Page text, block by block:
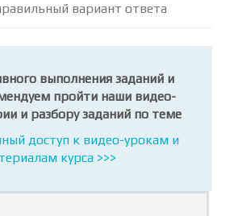
вариант ответа
выполнения заданий и
пройти наши видео-
и разбору заданий по теме
доступ к видео-урокам и
курса >>>